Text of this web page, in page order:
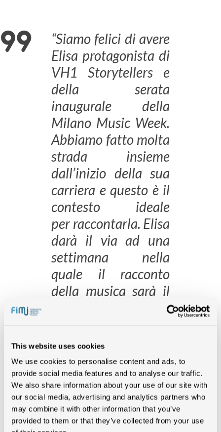
This website uses cookies
We use cookies to personalise content and ads, to
provide social media features and to analyse our traffic.
We also share information about your use of our site with
our social media, advertising and analytics partners who
may combine it with other information that you’ve
provided to them or that they’ve collected from your use
“Siamo felici di avere
Elisa protagonista di
VH1 Storytellers e
della serata
inaugurale della
Milano Music Week.
Abbiamo fatto molta
strada insieme
dall’inizio della sua
carriera e questo è il
contesto ideale
per raccontarla. Elisa
darà il via ad una
settimana nella
quale il racconto
della musica sarà il
concetto alla base di
che comporranno un
calendario ricco di
eventi di tante
tipologie differenti,
con lo scopo di
fornire un’idea il più